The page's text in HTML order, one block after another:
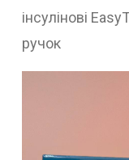
інсулінові
ручок